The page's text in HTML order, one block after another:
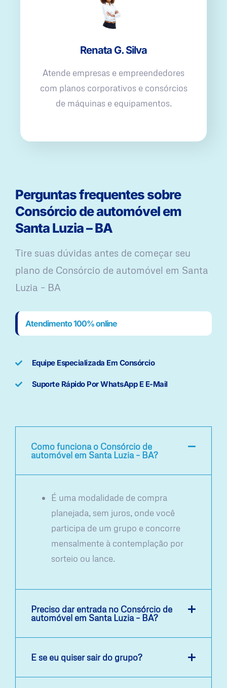
Renata G. Silva
Atende empresas e empreendedores
com planos corporativos e consórcios
de máquinas e equipamentos.
Perguntas frequentes sobre
Consórcio de automóvel em
Santa Luzia – BA
Tire suas dúvidas antes de começar seu
plano ​de Consórcio de automóvel em Santa
Luzia – BA
Atendimento 100% online
Equipe Especializada Em Consórcio
Suporte Rápido Por WhatsApp E E-Mail
Como funciona o Consórcio de
automóvel em Santa Luzia – BA?
É uma modalidade de compra
planejada, sem juros, onde você
participa de um grupo e concorre
mensalmente à contemplação por
sorteio ou lance.
Preciso dar entrada no Consórcio de
automóvel em Santa Luzia – BA?
E se eu quiser sair do grupo?